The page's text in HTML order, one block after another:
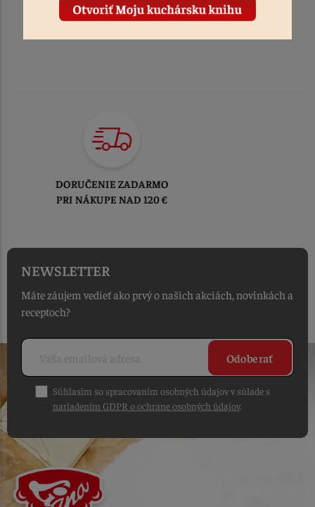
TOVAR ODOSIELAME
DO 1-2 PRACOVNÝCH DNÍ
NEWSLETTER
Máte záujem vedieť ako prvý o našich akciách, novinkách a
receptoch?
Odoberať
Súhlasím so spracovaním osobných údajov v súlade s
nariadením GDPR o ochrane osobných údajov.